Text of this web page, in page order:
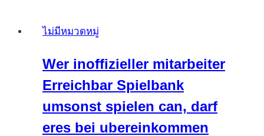
Casino’s
Nederlan
in
Thunderkick
slots
ไม่มีหมวดหมู่
Wer inoffizieller mitarbeiter
Erreichbar Spielbank
umsonst spielen can, darf
eres bei ubereinkommen